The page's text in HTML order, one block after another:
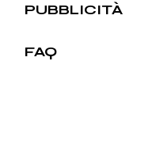
PUBBLICITÀ
FAQ